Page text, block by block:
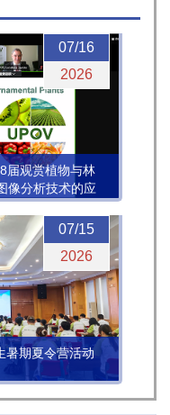
07/16
2026
届观赏植物与林
像分析技术的应
07/15
2026
暑期夏令营活动